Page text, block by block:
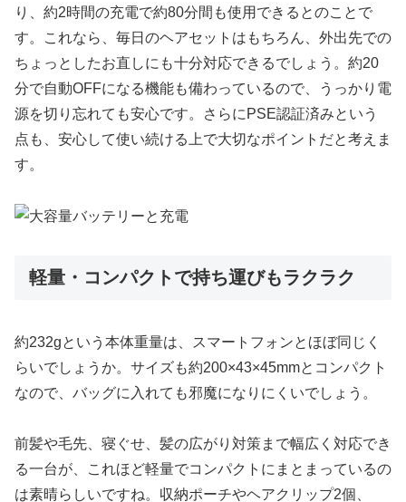
り、約2時間の充電で約80分間も使用できるとのことで
す。これなら、毎日のヘアセットはもちろん、外出先での
ちょっとしたお直しにも十分対応できるでしょう。約20
分で自動OFFになる機能も備わっているので、うっかり電
源を切り忘れても安心です。さらにPSE認証済みという
点も、安心して使い続ける上で大切なポイントだと考えま
す。
軽量・コンパクトで持ち運びもラクラク
約232gという本体重量は、スマートフォンとほぼ同じく
らいでしょうか。サイズも約200×43×45mmとコンパクト
なので、バッグに入れても邪魔になりにくいでしょう。
前髪や毛先、寝ぐせ、髪の広がり対策まで幅広く対応でき
る一台が、これほど軽量でコンパクトにまとまっているの
は素晴らしいですね。収納ポーチやヘアクリップ2個、